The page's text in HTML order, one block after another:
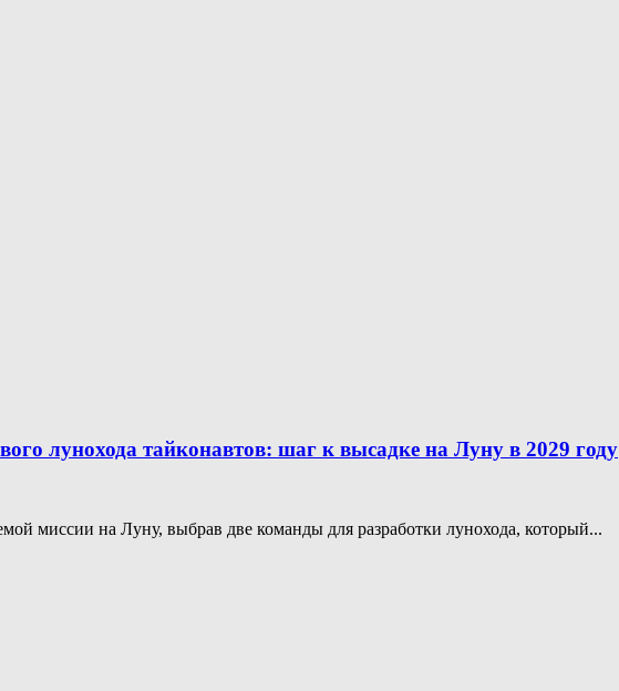
лунохода тайконавтов: шаг к высадке на Луну в 2029 году
миссии на Луну, выбрав две команды для разработки лунохода, который...